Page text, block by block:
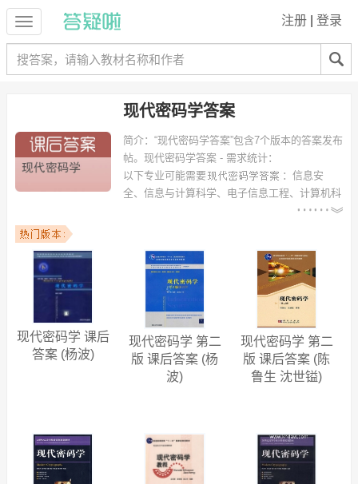
注册 登录
现代密码学答案
简介： “现代密码学答案”包含7个版本的答案发布
帖。 现代密码学答案 - 需求统计：
以下专业可能需要
：信息安
全、信息与计算科学、电子信息工程、计算机科
学与技术、计算机科学与技术（信息安全）、通信工程、信息工程、数
学与应用数学、软件工程、网络工程 等专业。
以下学校的同学下载过
大学、西安电子科技大学、南开大学、华北电力大学、重庆大学、汕头
大学、广西大学、漳州师范学院、广东金融学院 等。
现代密码学 课后
答案 (杨波)
现代密码学 第二
版 课后答案 (杨
波)
现代密码学 第二
版 课后答案 (陈
鲁生 沈世镒)